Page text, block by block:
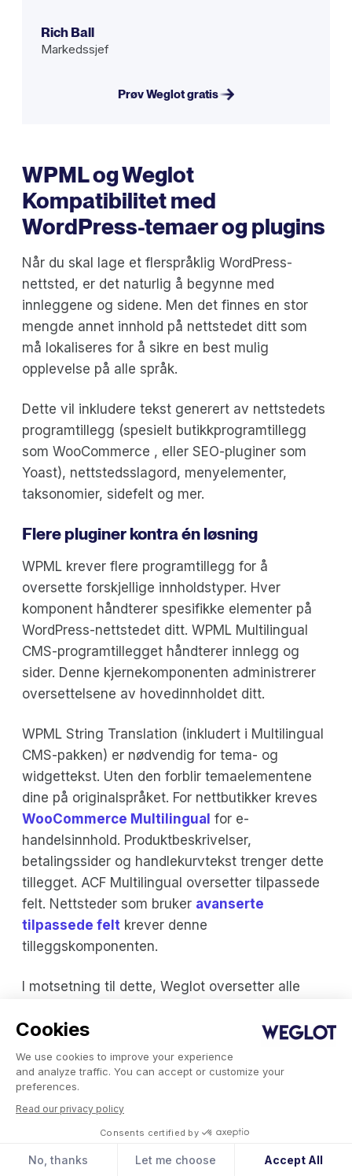
Cookies
We use cookies to improve your experience
and analyze traffic. You can accept or customize your
preferences.
Read our privacy policy
Consents certified by
No, thanks Let me choose Accept All
Rich Ball
Markedssjef
Prøv Weglot gratis
WPML og Weglot
Kompatibilitet med
WordPress-temaer og plugins
Når du skal lage et flerspråklig WordPress-
nettsted, er det naturlig å begynne med
innleggene og sidene. Men det finnes en stor
mengde annet innhold på nettstedet ditt som
må lokaliseres for å sikre en best mulig
opplevelse på alle språk.
Dette vil inkludere tekst generert av nettstedets
programtillegg (spesielt butikkprogramtillegg
som WooCommerce , eller SEO-pluginer som
Yoast), nettstedsslagord, menyelementer,
taksonomier, sidefelt og mer.
Flere pluginer kontra én løsning
WPML krever flere programtillegg for å
oversette forskjellige innholdstyper. Hver
komponent håndterer spesifikke elementer på
WordPress-nettstedet ditt. WPML Multilingual
CMS-programtillegget håndterer innlegg og
sider. Denne kjernekomponenten administrerer
oversettelsene av hovedinnholdet ditt.
WPML String Translation (inkludert i Multilingual
CMS-pakken) er nødvendig for tema- og
widgettekst. Uten den forblir temaelementene
dine på originalspråket. For nettbutikker kreves
WooCommerce Multilingual for e-
handelsinnhold. Produktbeskrivelser,
betalingssider og handlekurvtekst trenger dette
tillegget. ACF Multilingual oversetter tilpassede
felt. Nettsteder som bruker avanserte
tilpassede felt krever denne
tilleggskomponenten.
I motsetning til dette, Weglot oversetter alle
innlegg til widgeter til tilpassede felt blir
oversatt automatisk. Bruk en gratis plugin som
Weglot tar deg bryet med å gjøre hver av disse
selv. Den er designet for å automatisk oversette
innholdet i hver komponent, noe som gir deg et
fullt brukbart nettsted på få minutter.